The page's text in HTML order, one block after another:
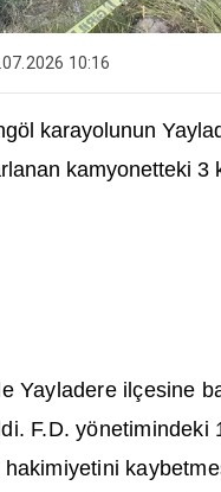
10:16
karayolunun
kamyonetteki 3
Yayladere ilçesine
F.D. yönetimindeki